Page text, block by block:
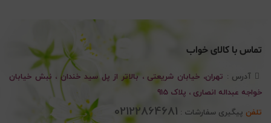
تماس با کالای خواب
آدرس : تهران، خیابان شریعتی ، بالاتر از پل سید خندان ، نبش خیابان
خواجه عبداله انصاری ، پلاک 915
تلفن پیگیری سفارشات : 02122864681